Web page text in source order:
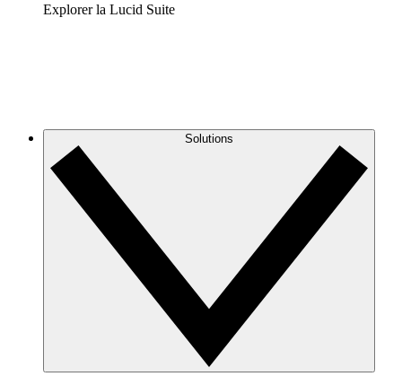
Explorer la Lucid Suite
Solutions